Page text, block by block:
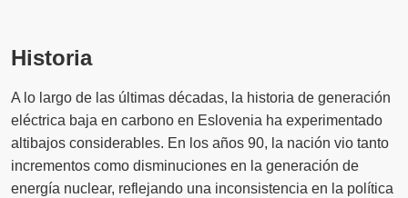
Historia
A lo largo de las últimas décadas, la historia de generación
eléctrica baja en carbono en Eslovenia ha experimentado
altibajos considerables. En los años 90, la nación vio tanto
incrementos como disminuciones en la generación de
energía nuclear, reflejando una inconsistencia en la política